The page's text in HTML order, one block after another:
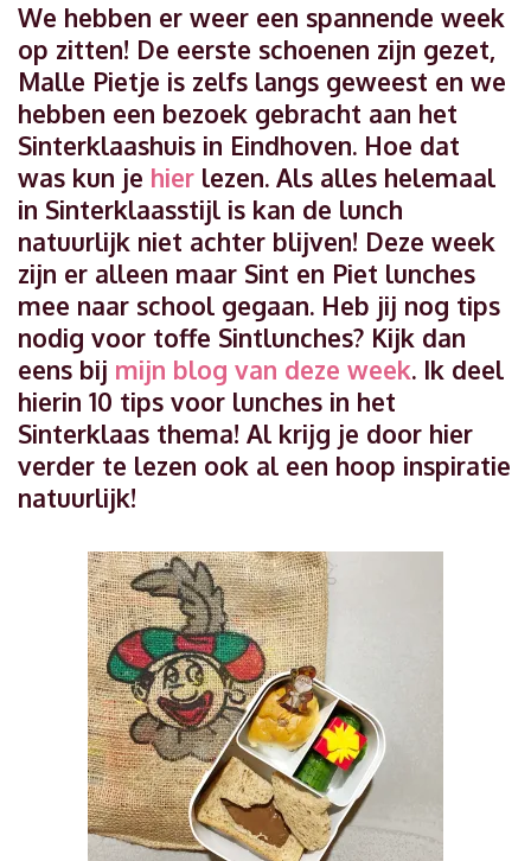
We hebben er weer een spannende week
op zitten! De eerste schoenen zijn gezet,
Malle Pietje is zelfs langs geweest en we
hebben een bezoek gebracht aan het
Sinterklaashuis in Eindhoven. Hoe dat
was kun je hier lezen. Als alles helemaal
in Sinterklaasstijl is kan de lunch
natuurlijk niet achter blijven! Deze week
zijn er alleen maar Sint en Piet lunches
mee naar school gegaan. Heb jij nog tips
nodig voor toffe Sintlunches? Kijk dan
eens bij mijn blog van deze week. Ik deel
hierin 10 tips voor lunches in het
Sinterklaas thema! Al krijg je door hier
verder te lezen ook al een hoop inspiratie
natuurlijk!